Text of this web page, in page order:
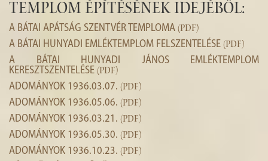
templom építésének idejéből:
A BÁTAI APÁTSÁG SZENTVÉR TEMPLOMA (PDF)
A BÁTAI HUNYADI EMLÉKTEMPLOM FELSZENTELÉSE (PDF)
A BÁTAI HUNYADI JÁNOS EMLÉKTEMPLOM
KERESZTSZENTELÉSE (PDF)
ADOMÁNYOK 1936.03.07. (PDF)
ADOMÁNYOK 1936.05.06. (PDF)
ADOMÁNYOK 1936.03.21. (PDF)
ADOMÁNYOK 1936.05.30. (PDF)
ADOMÁNYOK 1936.10.23. (PDF)